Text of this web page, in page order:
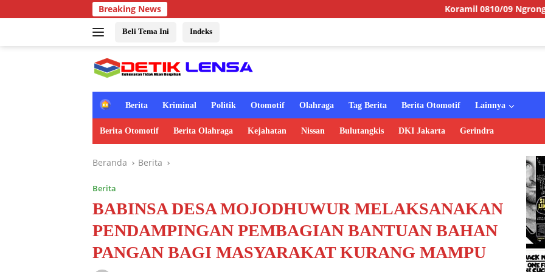
ke
Breaking News Koramil 0810/09 Ngronggot Gelar Jumat
Beli Tema Ini Indeks
H
m
e
Berita Kriminal Politik Otomotif Olahraga Tag Berita Berita Otomotif Lainnya
Berita Otomotif Berita Olahraga Kejahatan Nissan Bulutangkis DKI Jakarta Gerindra
Beranda Berita
Berita
BABINSA DESA MOJODHUWUR MELAKSANAKAN
PENDAMPINGAN PEMBAGIAN BANTUAN BAHAN
PANGAN BAGI MASYARAKAT KURANG MAMPU